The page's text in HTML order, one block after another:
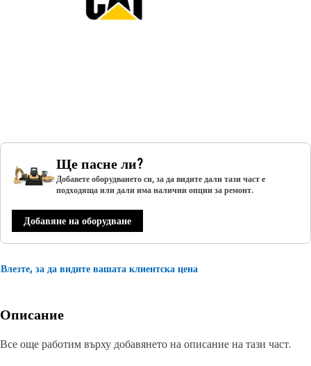
Ще пасне ли?
Добавете оборудването си, за да видите дали тази част е
подходяща или дали има налични опции за ремонт.
Добавяне на оборудване
Влезте, за да видите вашата клиентска цена
Описание
Все още работим върху добавянето на описание на тази част.